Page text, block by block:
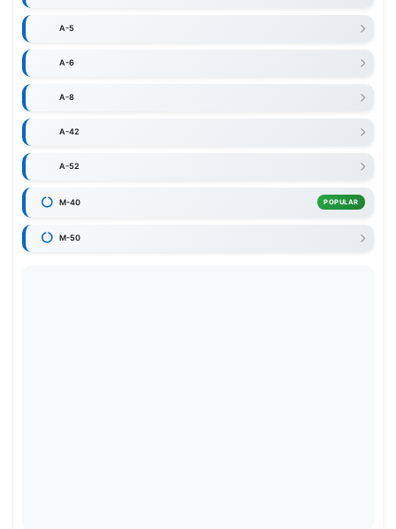
A-5
A-6
A-8
A-42
A-52
M-40 POPULAR
M-50